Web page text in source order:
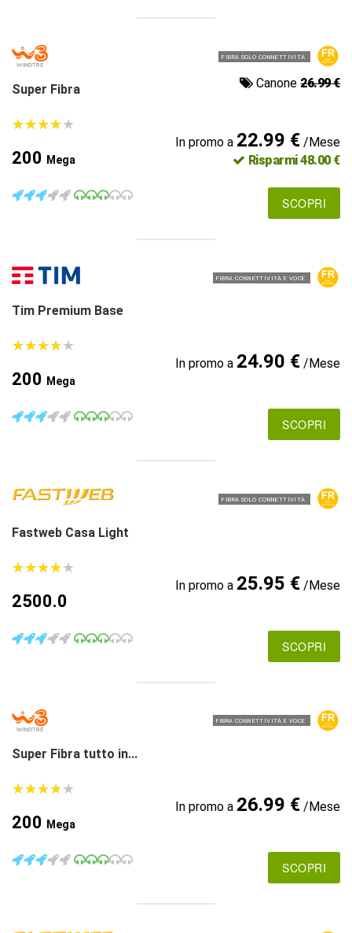
FIBRA SOLO CONNETTIVITÀ
Super Fibra Canone26.99 €
★★★★★
★★★★★
200 Mega
In promo a 22.99 €/Mese
Risparmi 48.00 €
SCOPRI
FIBRA CONNETTIVITÀ E VOCE
Tim Premium Base
★★★★★
★★★★★
200 Mega
In promo a 24.90 €/Mese
SCOPRI
FIBRA SOLO CONNETTIVITÀ
Fastweb Casa Light
★★★★★
★★★★★
2500.0
In promo a 25.95 €/Mese
SCOPRI
FIBRA CONNETTIVITÀ E VOCE
Super Fibra tutto in...
★★★★★
★★★★★
200 Mega
In promo a 26.99 €/Mese
SCOPRI